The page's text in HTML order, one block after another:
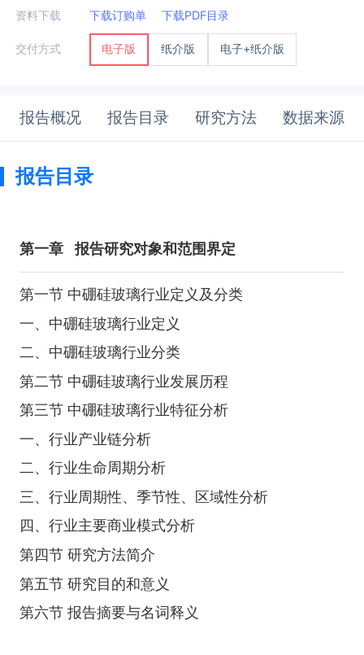
资料下载 下载订购单 下载PDF目录
交付方式 电子版 纸介版 电子+纸介版
报告概况 报告目录 研究方法 数据来源
报告目录
第一章 报告研究对象和范围界定
第一节 中硼硅玻璃行业定义及分类
一、中硼硅玻璃行业定义
二、中硼硅玻璃行业分类
第二节 中硼硅玻璃行业发展历程
第三节 中硼硅玻璃行业特征分析
一、行业产业链分析
二、行业生命周期分析
三、行业周期性、季节性、区域性分析
四、行业主要商业模式分析
第四节 研究方法简介
第五节 研究目的和意义
第六节 报告摘要与名词释义